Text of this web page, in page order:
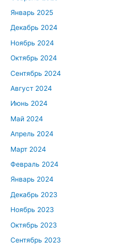
Январь 2025
Декабрь 2024
Ноябрь 2024
Октябрь 2024
Сентябрь 2024
Август 2024
Июнь 2024
Май 2024
Апрель 2024
Март 2024
Февраль 2024
Январь 2024
Декабрь 2023
Ноябрь 2023
Октябрь 2023
Сентябрь 2023